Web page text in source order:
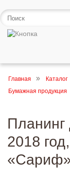
Главная Каталог
Бумажная продукция
Планинг
2018